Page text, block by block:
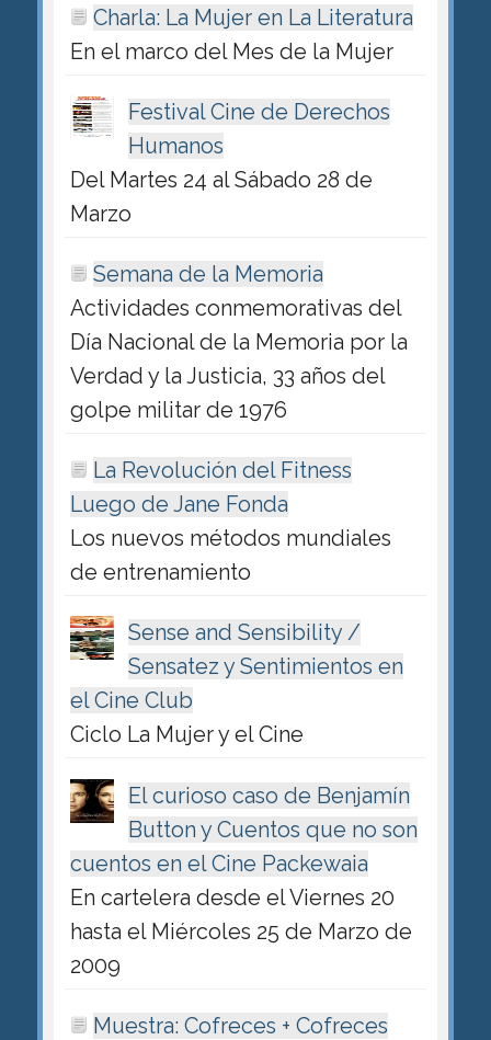
Charla: La Mujer en La Literatura
En el marco del Mes de la Mujer
Festival Cine de Derechos
Humanos
Del Martes 24 al Sábado 28 de
Marzo
Semana de la Memoria
Actividades conmemorativas del
Día Nacional de la Memoria por la
Verdad y la Justicia, 33 años del
golpe militar de 1976
La Revolución del Fitness
Luego de Jane Fonda
Los nuevos métodos mundiales
de entrenamiento
Sense and Sensibility /
Sensatez y Sentimientos en
el Cine Club
Ciclo La Mujer y el Cine
El curioso caso de Benjamín
Button y Cuentos que no son
cuentos en el Cine Packewaia
En cartelera desde el Viernes 20
hasta el Miércoles 25 de Marzo de
2009
Muestra: Cofreces + Cofreces